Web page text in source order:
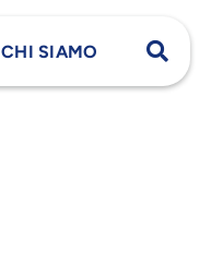
CHI SIAMO